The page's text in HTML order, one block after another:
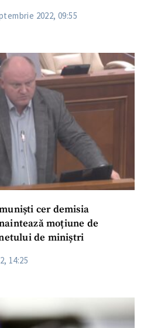
2022, 09:55
cer demisia
moțiune de
de miniștri
14:25